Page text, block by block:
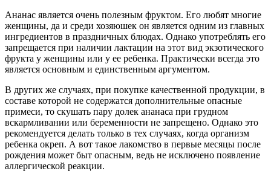
Ананас является очень полезным фруктом. Его любят многие
женщины, да и среди хозяюшек он является одним из главных
ингредиентов в праздничных блюдах. Однако употреблять его
запрещается при наличии лактации на этот вид экзотического
фрукта у женщины или у ее ребенка. Практически всегда это
является основным и единственным аргументом.
В других же случаях, при покупке качественной продукции, в
составе которой не содержатся дополнительные опасные
примеси, то скушать пару долек ананаса при грудном
вскармливании или беременности не запрещено. Однако это
рекомендуется делать только в тех случаях, когда организм
ребенка окреп. А вот такое лакомство в первые месяцы после
рождения может быт опасным, ведь не исключено появление
аллергической реакции.